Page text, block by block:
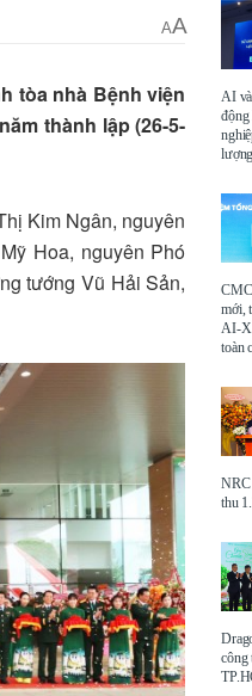
AA
tòa nhà Bệnh viện
thành lập (26-5-
Kim Ngân, nguyên
Hoa, nguyên Phó
tướng Vũ Hải Sản,
AI
động
lượng
mới,
AI-X
toàn
NRC
thu
công